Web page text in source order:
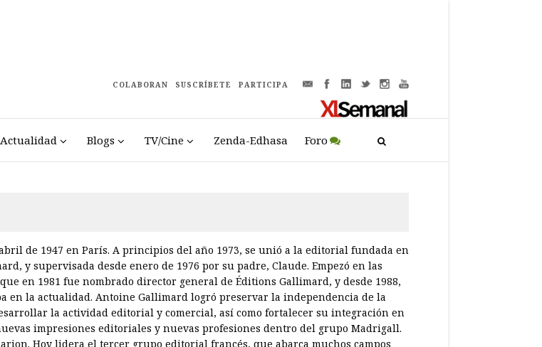
COLABORAN SUSCRÍBETE PARTICIPA
Actualidad Blogs TV/Cine Zenda-Edhasa Foro
de 1947 en París. A principios del año 1973, se unió a la editorial fundada en
y supervisada desde enero de 1976 por su padre, Claude. Empezó en las
en 1981 fue nombrado director general de Éditions Gallimard, y desde 1988,
en la actualidad. Antoine Gallimard logró preservar la independencia de la
la actividad editorial y comercial, así como fortalecer su integración en
impresiones editoriales y nuevas profesiones dentro del grupo Madrigall.
Hoy lidera el tercer grupo editorial francés, que abarca muchos campos